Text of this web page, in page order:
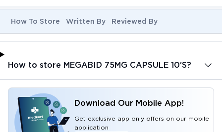
How To Store Written By Reviewed By
How to store MEGABID 75MG CAPSULE 10'S?
Download Our Mobile App!
Get exclusive app only offers on our mobile
application